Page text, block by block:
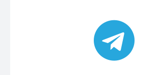
முக்கிய செய்திகளை நொடிப்பொழுதில்
சேவையினூடாக உடனுக்குடன்
எமது குழுவில்